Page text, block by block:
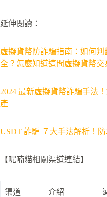
延伸閱讀：
虛擬貨幣防詐騙指南：如何
全？怎麼知道這間虛擬貨幣交
2024 最新虛擬貨幣詐騙手法
產
USDT 詐騙 ７大手法解析！
【呢喃貓相關渠道連結】
渠道 介紹